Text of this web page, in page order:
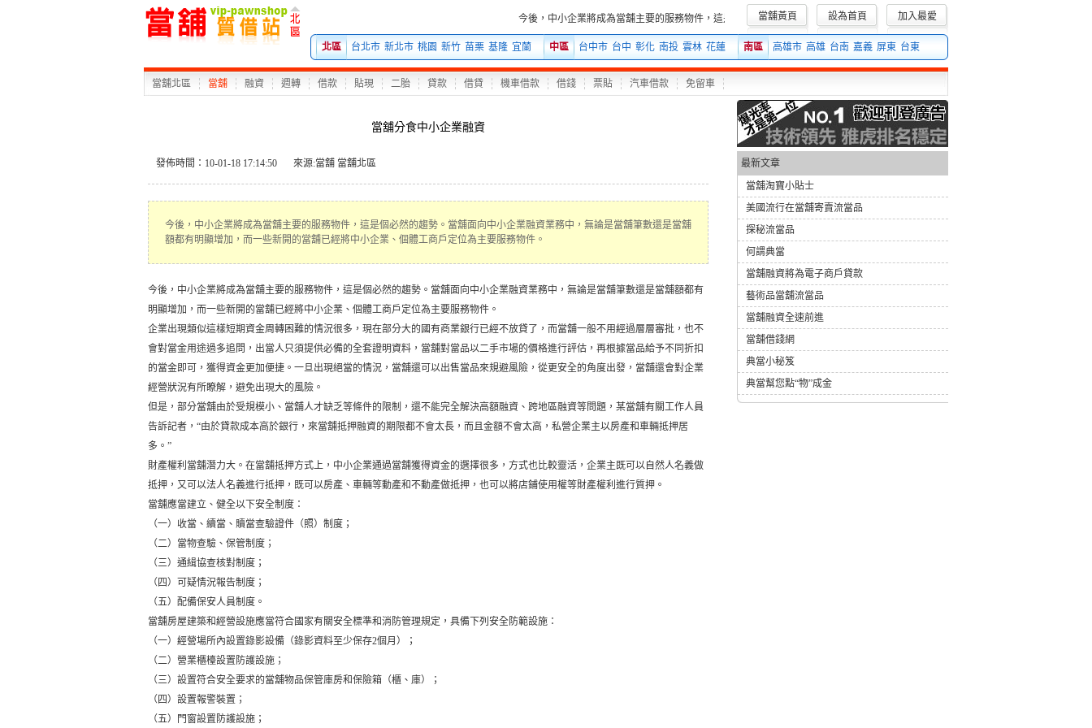
今後，中小企業將成為當舖主要的服務物件，這是個必然的趨勢。當舖面向中小企業融資業務中，無論是當舖筆數還是當舖額都有明
當舖黃頁 設為首頁 加入最愛
北區 台北市 新北市 桃園 新竹 苗栗 基隆 宜蘭 中區 台中市 台中 彰化 南投 雲林 花蓮 南區 高雄市 高雄 台南 嘉義 屏東 台東
當舖北區 當舖 融資 週轉 借款 貼現 二胎 貸款 借貸 機車借款 借錢 票貼 汽車借款 免留車
當舖分食中小企業融資
發佈時間：10-01-18 17:14:50 來源:當舖 當舖北區
今後，中小企業將成為當舖主要的服務物件，這是個必然的趨勢。當舖面向中小企業融資業務中，無論是當舖筆數還是當舖
額都有明顯增加，而一些新開的當舖已經將中小企業、個體工商戶定位為主要服務物件。
今後，中小企業將成為當舖主要的服務物件，這是個必然的趨勢。當舖面向 中小企業融資業務中，無論是當舖筆數還是當舖額都有
明顯增加，而一些新開的當舖已經將中小企業、個體工商戶定位為主要服務物件。
企業出現類似這樣短期資金周轉困難的情況很多，現在部分大的國有商業銀行已經不放貸了，而當舖一般不用經過層層審批，也不
會對當金用途過多追問，出當人只須提供必備的全套證明資料，當舖對當品以二手市場的價格進行評估，再根據當品給予不同折扣
的當金即可，獲得資金更加便捷。一旦出現絕當的情況，當舖還可以出售當品來規避風險，從更安全的角度出發，當舖還會對企業
經營狀況有所瞭解，避免出現大的風險。
但是，部分當舖由於受規模小、當舖人才缺乏等條件的限制，還不能完全解決高額融資、跨地區融資等問題，某當舖有關工作人員
告訴記者，“由於貸款成本高於銀行，來當舖抵押融資的期限都不會太長，而且金額不會太高，私營企業主以房產和車輛抵押居
多。”
財產權利當舖潛力大。在當舖抵押方式上，中小企業通過當舖獲得資金的選擇很多，方式也比較靈活，企業主既可以自然人名義做
抵押，又可以法人名義進行抵押，既可以房產、車輛等動產和不動產做抵押，也可以將店鋪使用權等財產權利進行質押。
當舖應當建立、健全以下安全制度：
（一）收當、續當、贖當查驗證件（照）制度；
（二）當物查驗、保管制度；
（三）通緝協查核對制度；
（四）可疑情況報告制度；
（五）配備保安人員制度。
當舖房屋建築和經營設施應當符合國家有關安全標準和消防管理規定，具備下列安全防範設施：
（一）經營場所內設置錄影設備（錄影資料至少保存2個月）；
（二）營業櫃檯設置防護設施；
（三）設置符合安全要求的當舖物品保管庫房和保險箱（櫃、庫）；
（四）設置報警裝置；
（五）門窗設置防護設施；
最新文章
當舖淘寶小貼士
美國流行在當舖寄賣流當品
探秘流當品
何謂典當
當舖融資將為電子商戶貸款
藝術品當舖流當品
當舖融資全速前進
當舖借錢網
典當小秘笈
典當幫您點“物”成金